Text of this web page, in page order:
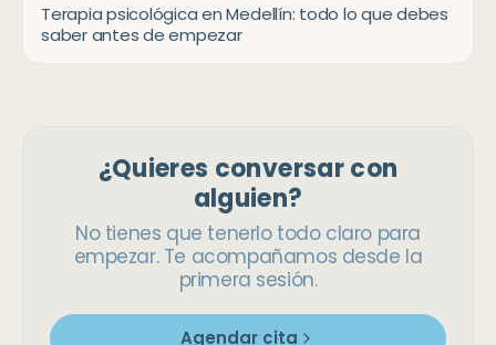
Terapia psicológica en Medellín: todo lo que debes
saber antes de empezar
¿Quieres conversar con
alguien?
No tienes que tenerlo todo claro para
empezar. Te acompañamos desde la
primera sesión.
Agendar cita